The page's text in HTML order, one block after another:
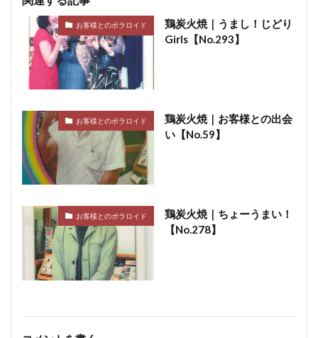
お客様とのポラロイド
鶏炭火焼｜うまし！じどり
Girls【No.293】
お客様とのポラロイド
鶏炭火焼｜お客様との出会
い【No.59】
お客様とのポラロイド
鶏炭火焼｜ちょーうまい！
【No.278】